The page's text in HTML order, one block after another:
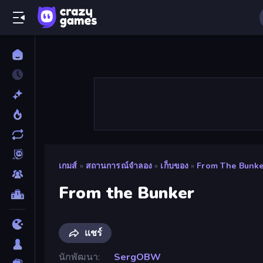
เกมส์ » สถานการณ์จำลอง » เก็บของ » From The
From the Bunker
แชร์
นักพัฒนา
SergOBW